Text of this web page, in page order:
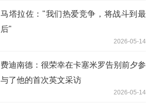
马塔拉佐："我们热爱竞争，将战斗到最
后"
2026-05-14
费迪南德：很荣幸在卡塞米罗告别前夕参
与了他的首次英文采访
2026-05-14